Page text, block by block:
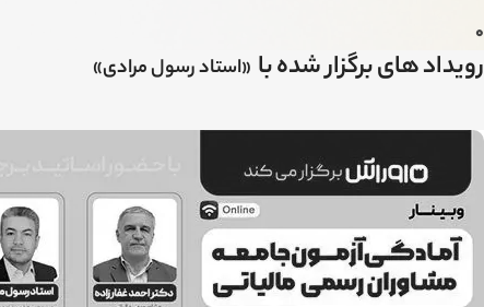
0
رویداد های برگزار شده با «استاد رسول مرادی»